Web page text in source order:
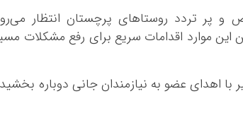
و پر تردد روستاهای پرچستان انتظار
این موارد اقدامات سریع برای رفع مشکلات
اهدای عضو به نیازمندان جانی دوباره